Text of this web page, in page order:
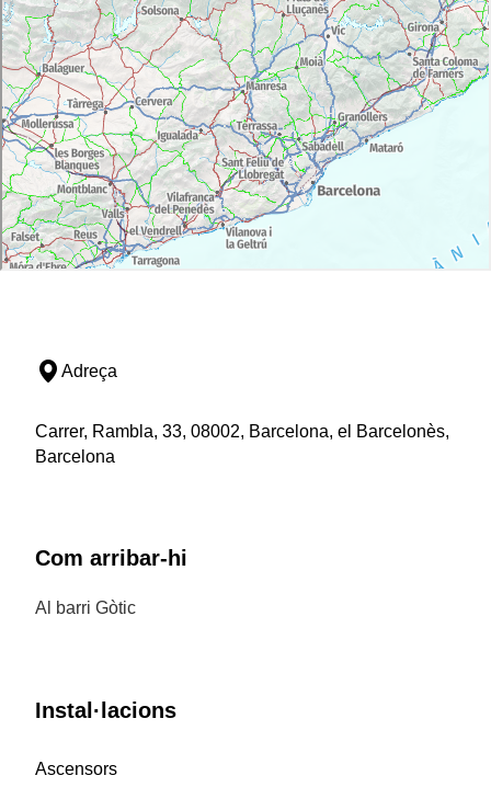
Adreça
Carrer, Rambla, 33, 08002, Barcelona, el Barcelonès,
Barcelona
Com arribar-hi
Al barri Gòtic
Instal·lacions
Ascensors